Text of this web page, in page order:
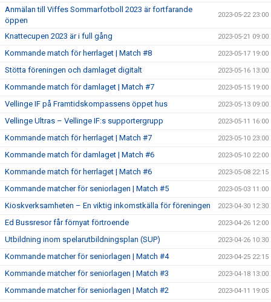
Anmälan till Viffes Sommarfotboll 2023 är fortfarande
öppen
2023-05-22 23:00
Knattecupen 2023 är i full gång 2023-05-21 09:00
Kommande match för herrlaget | Match #8 2023-05-17 19:00
Stötta föreningen och damlaget digitalt 2023-05-16 13:00
Kommande match för damlaget | Match #7 2023-05-15 19:00
Vellinge IF på Framtidskompassens öppet hus 2023-05-13 09:00
Vellinge Ultras – Vellinge IF:s supportergrupp 2023-05-11 16:00
Kommande match för herrlaget | Match #7 2023-05-10 23:00
Kommande match för damlaget | Match #6 2023-05-10 22:00
Kommande match för herrlaget | Match #6 2023-05-08 22:15
Kommande matcher för seniorlagen | Match #5 2023-05-03 11:00
Kioskverksamheten – En viktig inkomstkälla för föreningen 2023-04-30 12:30
Ed Bussresor får förnyat förtroende 2023-04-26 12:00
Utbildning inom spelarutbildningsplan (SUP) 2023-04-26 10:30
Kommande matcher för seniorlagen | Match #4 2023-04-25 22:15
Kommande matcher för seniorlagen | Match #3 2023-04-18 13:00
Kommande matcher för seniorlagen | Match #2 2023-04-11 19:05